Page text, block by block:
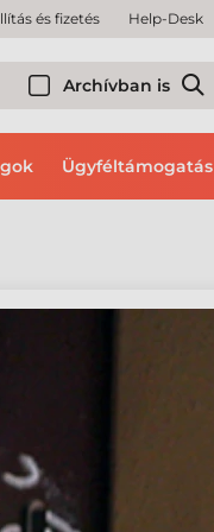
és fizetés Help-Desk
Archívban is
Ügyféltámogatás